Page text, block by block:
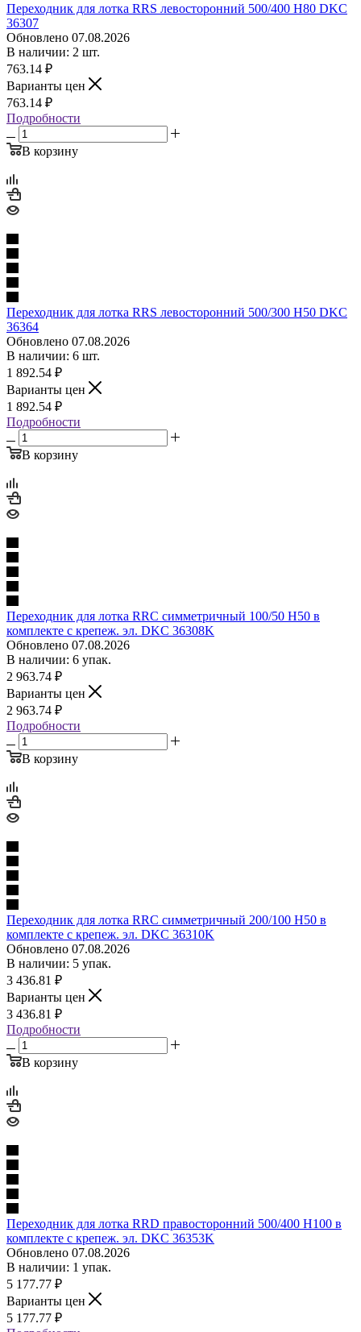
Переходник для лотка RRS левосторонний 500/400 H80 DKC
36307
Обновлено 07.08.2026
В наличии: 2 шт.
763.14 ₽
Варианты цен
763.14 ₽
Подробности
В корзину
Переходник для лотка RRS левосторонний 500/300 H50 DKC
36364
Обновлено 07.08.2026
В наличии: 6 шт.
1 892.54 ₽
Варианты цен
1 892.54 ₽
Подробности
В корзину
Переходник для лотка RRC симметричный 100/50 H50 в
комплекте с крепеж. эл. DKC 36308K
Обновлено 07.08.2026
В наличии: 6 упак.
2 963.74 ₽
Варианты цен
2 963.74 ₽
Подробности
В корзину
Переходник для лотка RRC симметричный 200/100 H50 в
комплекте с крепеж. эл. DKC 36310K
Обновлено 07.08.2026
В наличии: 5 упак.
3 436.81 ₽
Варианты цен
3 436.81 ₽
Подробности
В корзину
Переходник для лотка RRD правосторонний 500/400 H100 в
комплекте с крепеж. эл. DKC 36353K
Обновлено 07.08.2026
В наличии: 1 упак.
5 177.77 ₽
Варианты цен
5 177.77 ₽